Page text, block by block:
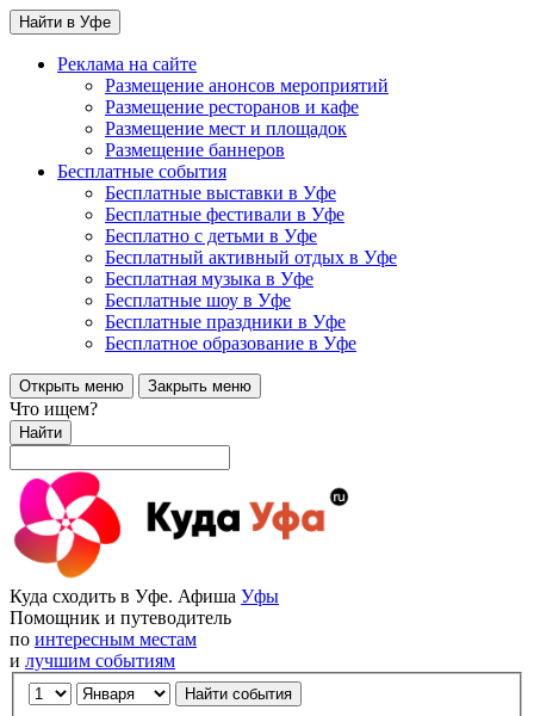
Найти в Уфе
Реклама на сайте
Размещение анонсов мероприятий
Размещение ресторанов и кафе
Размещение мест и площадок
Размещение баннеров
Бесплатные события
Бесплатные выставки в Уфе
Бесплатные фестивали в Уфе
Бесплатно с детьми в Уфе
Бесплатный активный отдых в Уфе
Бесплатная музыка в Уфе
Бесплатные шоу в Уфе
Бесплатные праздники в Уфе
Бесплатное образование в Уфе
Открыть меню Закрыть меню
Что ищем?
Найти
Куда сходить в Уфе. Афиша Уфы
Помощник и путеводитель
по интересным местам
и лучшим событиям